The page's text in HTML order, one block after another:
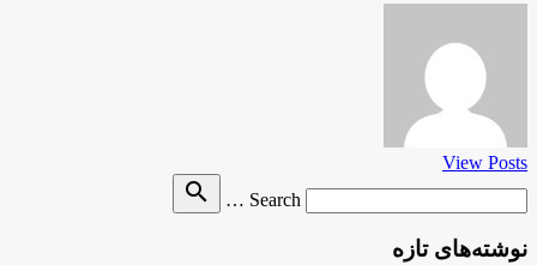
View Posts
Search …
search
نوشته‌های تازه